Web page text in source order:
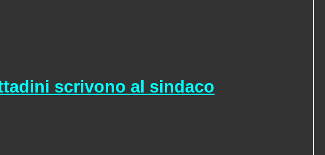
scrivono al sindaco